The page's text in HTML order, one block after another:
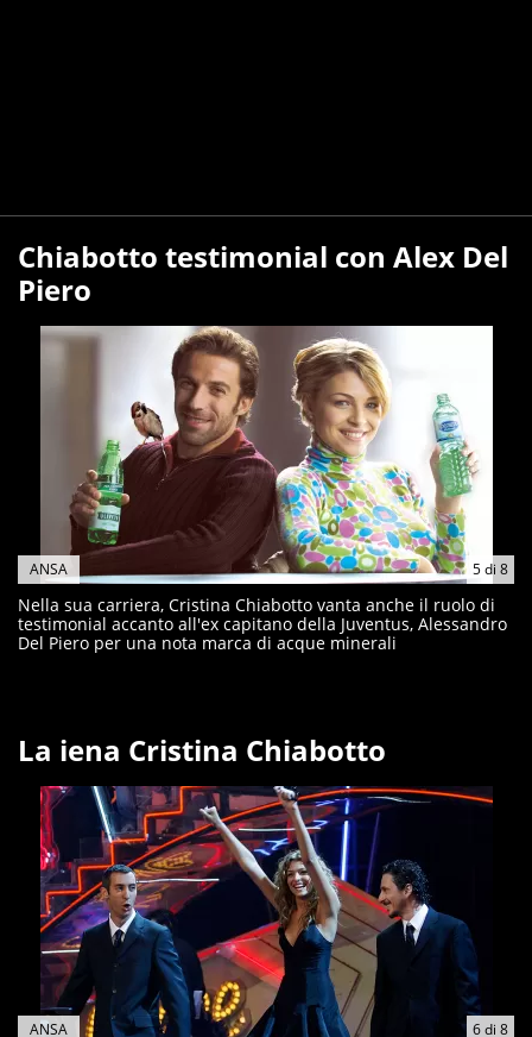
Chiabotto testimonial con Alex Del
Piero
5di 8
ANSA
Nella sua carriera, Cristina Chiabotto vanta anche il ruolo di
testimonial accanto all'ex capitano della Juventus, Alessandro
Del Piero per una nota marca di acque minerali
La iena Cristina Chiabotto
6di 8
ANSA